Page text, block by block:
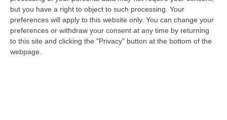
but you have a right to object to such processing. Your
preferences will apply to this website only. You can change your
preferences or withdraw your consent at any time by returning
to this site and clicking the "Privacy" button at the bottom of the
webpage.
Sangiovannese 1927 e il Comitato
Biancoazzurro si stringono con il più
profondo cordoglio e sostegno attorno ai
familiari, amici e conoscenti di Marco